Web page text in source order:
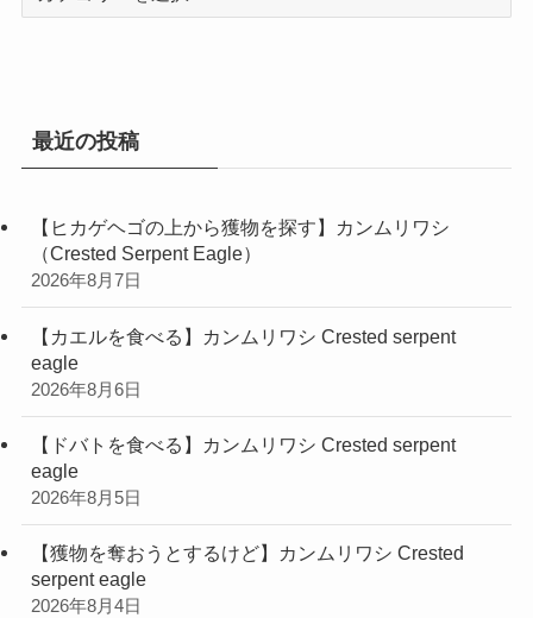
最近の投稿
【ヒカゲヘゴの上から獲物を探す】カンムリワシ
（Crested Serpent Eagle）
2026年8月7日
【カエルを食べる】カンムリワシ Crested serpent
eagle
2026年8月6日
【ドバトを食べる】カンムリワシ Crested serpent
eagle
2026年8月5日
【獲物を奪おうとするけど】カンムリワシ Crested
serpent eagle
2026年8月4日